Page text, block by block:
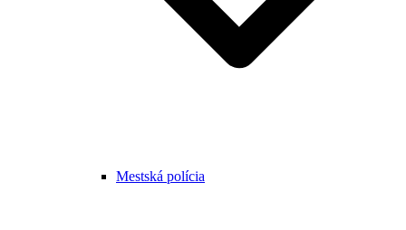
Mestská polícia